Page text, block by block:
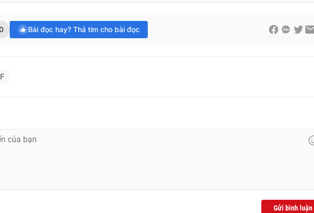
Bài đọc hay? Thả tim cho bài đọc
Gửi bình luận